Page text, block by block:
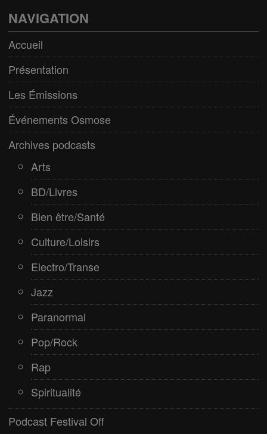
Bien être/Santé
Culture/Loisirs
Electro/Transe
Paranormal
Pop/Rock
Rap
Spiritualité
NAVIGATION
Accueil
Présentation
Les Émissions
Événements Osmose
Archives podcasts
Arts
BD/Livres
Bien être/Santé
Culture/Loisirs
Electro/Transe
Jazz
Paranormal
Pop/Rock
Rap
Spiritualité
Podcast Festival Off